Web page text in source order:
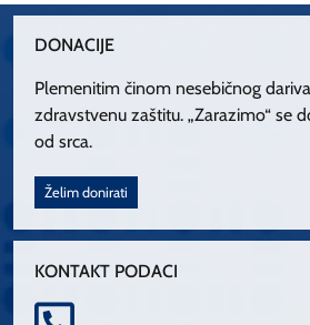
DONACIJE
Plemenitim činom nesebičnog
zdravstvenu zaštitu. „Zarazimo“ se
od srca.
Želim donirati
KONTAKT PODACI